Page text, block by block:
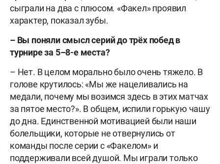
сыграли на два с плюсом. «Факел» проявил
характер, показал зубы.
– Вы поняли смысл серий до трёх побед в
турнире за 5–8-е места?
– Нет. В целом морально было очень тяжело. В
голове крутилось: «Мы же нацеливались на
медали, почему мы возимся здесь в этих матчах
за пятое место?». В общем, испили горькую чашу
до дна. Единственной мотивацией были наши
болельщики, которые не отвернулись от
команды после серии с «Факелом» и
поддерживали всей душой. Мы играли только